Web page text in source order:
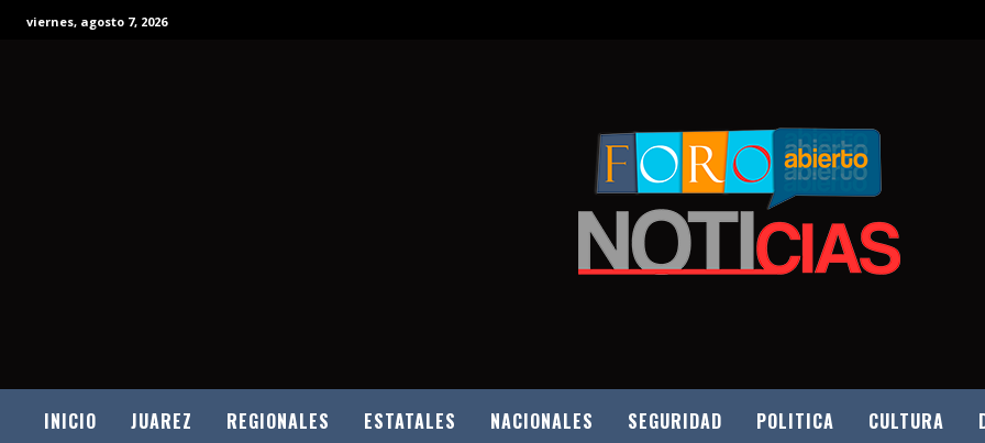
viernes, agosto 7, 2026
INICIO JUAREZ REGIONALES ESTATALES NACIONALES SEGURIDAD POLITICA CULTURA